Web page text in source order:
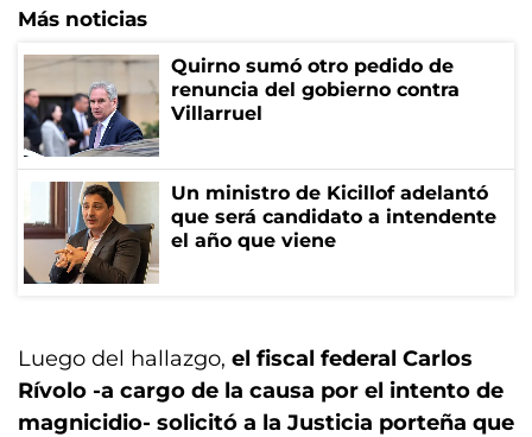
Más noticias
Quirno sumó otro pedido de
renuncia del gobierno contra
Villarruel
Un ministro de Kicillof adelantó
que será candidato a intendente
el año que viene
Luego del hallazgo, el fiscal federal Carlos
Rívolo -a cargo de la causa por el intento de
magnicidio- solicitó a la Justicia porteña que